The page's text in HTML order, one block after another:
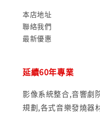
本店地址
聯絡我們
最新優惠
延續60年專業
影像系統整合,音響劇
規劃,各式音樂發燒器